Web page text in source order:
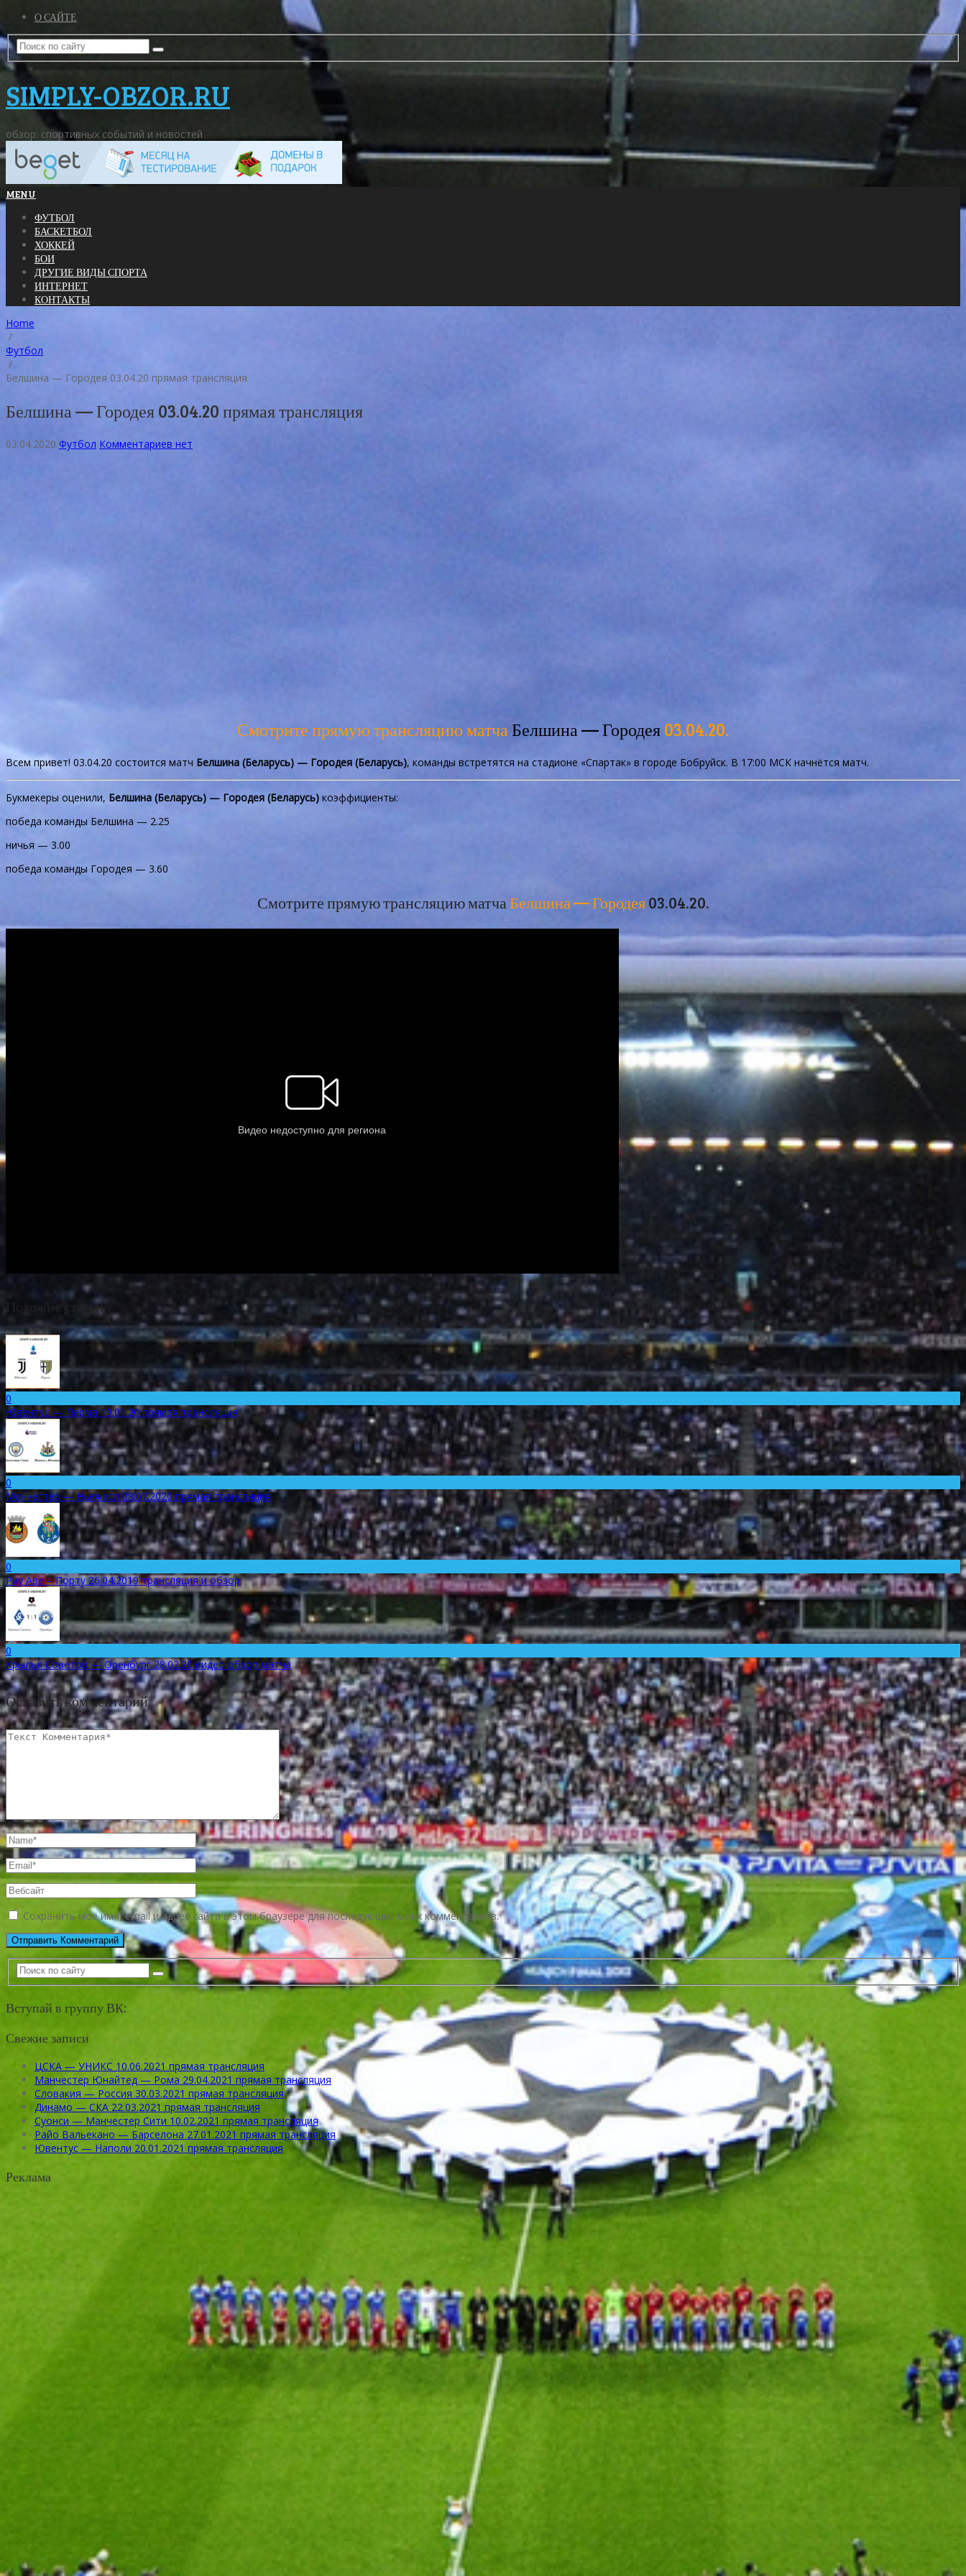
О САЙТЕ
SIMPLY-OBZOR.RU
обзор: спортивных событий и новостей
MENU
ФУТБОЛ
БАСКЕТБОЛ
ХОККЕЙ
БОИ
ДРУГИЕ ВИДЫ СПОРТА
ИНТЕРНЕТ
КОНТАКТЫ
Home
/
Футбол
/
Белшина — Городея 03.04.20 прямая трансляция
Белшина — Городея 03.04.20 прямая трансляция
03.04.2020 Футбол Комментариев нет
Смотрите прямую трансляцию матчаБелшина — Городея03.04.20.
Всем привет! 03.04.20 состоится матч Белшина (Беларусь) — Городея (Беларусь), команды встретятся на стадионе «Спартак» в городе Бобруйск. В 17:00 МСК начнётся матч.
Букмекеры оценили, Белшина (Беларусь) — Городея (Беларусь) коэффициенты:
победа команды Белшина — 2.25
ничья — 3.00
победа команды Городея — 3.60
Смотрите прямую трансляцию матчаБелшина — Городея03.04.20.
Похожие статьи
0
Ювентус — Парма 19.01.20 прямая трансляция
0
Манчестер — Ньюкасл 08.07.2020 прямая трансляция
0
Риу Аве – Порту 26.04.2019 трансляция и обзор
0
Крылья Советов — Оренбург 28.02.20 видео обзор матча
Оставить комментарий
Сохранить моё имя, email и адрес сайта в этом браузере для последующих моих комментариев.
Вступай в группу ВК:
Свежие записи
ЦСКА — УНИКС 10.06.2021 прямая трансляция
Манчестер Юнайтед — Рома 29.04.2021 прямая трансляция
Словакия — Россия 30.03.2021 прямая трансляция
Динамо — СКА 22.03.2021 прямая трансляция
Суонси — Манчестер Сити 10.02.2021 прямая трансляция
Райо Вальекано — Барселона 27.01.2021 прямая трансляция
Ювентус — Наполи 20.01.2021 прямая трансляция
Реклама